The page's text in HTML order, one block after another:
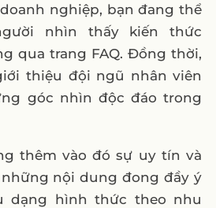
Law
Holidays UK
nghiệp, bạn đang thể
nhìn thấy kiến thức
qua trang FAQ. Đồng thời,
thiệu đội ngũ nhân viên
góc nhìn độc đáo trong
thêm vào đó sự uy tín và
nội dung đong đầy ý
dạng hình thức theo nhu